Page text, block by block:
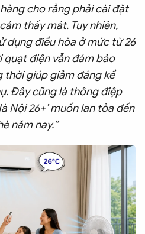
hàng cho rằng phải cài đặt
thấy mát. Tuy nhiên,
dụng điều hòa ở mức từ 26
điện vẫn đảm bảo
thời giúp giảm đáng kể
Đây cũng là thông điệp
Nội 26+’ muốn lan tỏa đến
năm nay.”